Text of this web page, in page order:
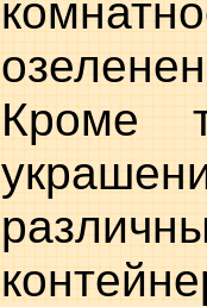
Кроме